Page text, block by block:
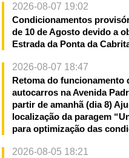
2026-08-07 19:02
Condicionamentos
de 10 de Agosto devido a
Estrada da Ponta da
2026-08-07 18:47
Retoma do funcionamento
autocarros na Avenida
partir de amanhã (dia 8)
localização da paragem
para optimização das
2026-08-05 18:21